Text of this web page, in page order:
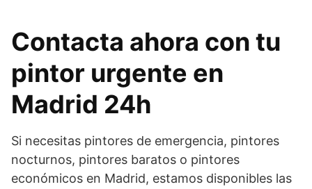
Contacta ahora con tu
pintor urgente en
Madrid 24h
Si necesitas pintores de emergencia, pintores
nocturnos, pintores baratos o pintores
económicos en Madrid, estamos disponibles las